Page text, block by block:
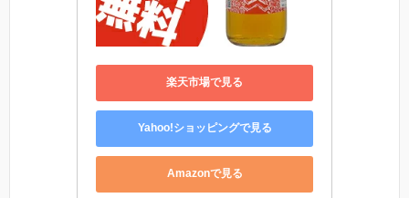
楽天市場で見る
Yahoo!ショッピングで見る
Amazonで見る